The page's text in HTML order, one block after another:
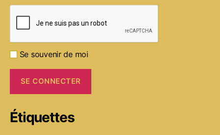
Se souvenir de moi
Étiquettes